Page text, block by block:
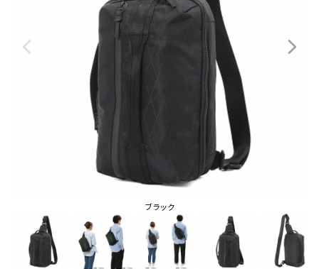
ブラック